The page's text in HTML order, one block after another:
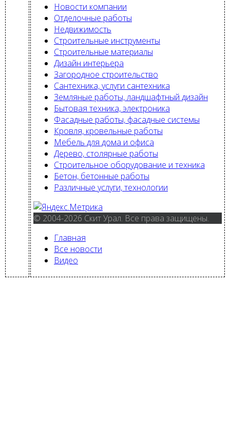
Новости компании
Отделочные работы
Недвижимость
Строительные инструменты
Строительные материалы
Дизайн интерьера
Загородное строительство
Сантехника, услуги сантехника
Земляные работы, ландшафтный дизайн
Бытовая техника, электроника
Фасадные работы, фасадные системы
Кровля, кровельные работы
Мебель для дома и офиса
Дерево, столярные работы
Строительное оборудование и техника
Бетон, бетонные работы
Различные услуги, технологии
© 2004-2026 Скит Урал. Все права защищены.
Главная
Все новости
Видео